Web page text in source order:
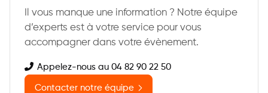
Il vous manque une information ? Notre équipe
d’experts est à votre service pour vous
accompagner dans votre évènement.
Appelez-nous au 04 82 90 22 50
Contacter notre équipe